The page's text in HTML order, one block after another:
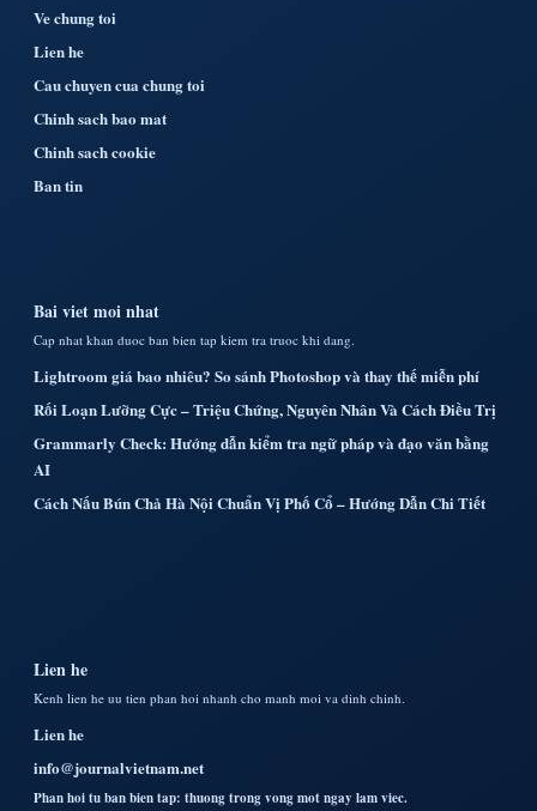
Ve chung toi
Lien he
Cau chuyen cua chung toi
Chinh sach bao mat
Chinh sach cookie
Ban tin
Bai viet moi nhat
Cap nhat khan duoc ban bien tap kiem tra truoc khi dang.
Lightroom giá bao nhiêu? So sánh Photoshop và thay thế miễn phí
Rối Loạn Lưỡng Cực – Triệu Chứng, Nguyên Nhân Và Cách Điều Trị
Grammarly Check: Hướng dẫn kiểm tra ngữ pháp và đạo văn bằng
AI
Cách Nấu Bún Chả Hà Nội Chuẩn Vị Phố Cổ – Hướng Dẫn Chi Tiết
Lien he
Kenh lien he uu tien phan hoi nhanh cho manh moi va dinh chinh.
Lien he
info@journalvietnam.net
Phan hoi tu ban bien tap: thuong trong vong mot ngay lam viec.